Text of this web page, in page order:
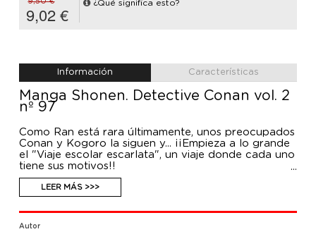
9,02 €
¿Qué significa esto?
Información Características
Manga Shonen. Detective Conan vol. 2
nº 97
Como Ran está rara últimamente, unos preocupados
Conan y Kogoro la siguen y... ¡¡Empieza a lo grande
el "Viaje escolar escarlata", un viaje donde cada uno
tiene sus motivos!!
LEER MÁS >>>
Autor